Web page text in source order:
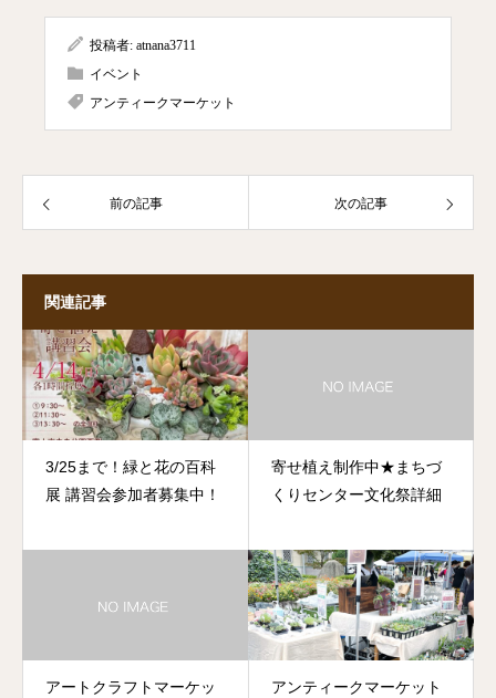
投稿者: atnana3711
イベント
アンティークマーケット
前の記事 次の記事
関連記事
3/25まで！緑と花の百科
展 講習会参加者募集中！
寄せ植え制作中★まちづ
くりセンター文化祭詳細
アートクラフトマーケッ アンティークマーケット